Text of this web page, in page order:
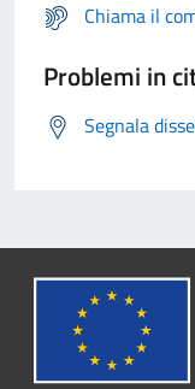
Chiama il
Problemi in
Segnala